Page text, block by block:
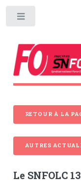
RETOUR À LA
AUTRES
Le SNFOLC